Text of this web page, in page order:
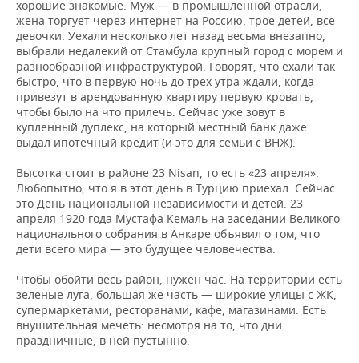
хорошие знакомые. Муж — в промышленной отрасли,
жена торгует через интернет на Россию, трое детей, все
девочки. Уехали несколько лет назад весьма внезапно,
выбрали недалекий от Стамбула крупный город с морем и
разнообразной инфраструктурой. Говорят, что ехали так
быстро, что в первую ночь до трех утра ждали, когда
привезут в арендованную квартиру первую кровать,
чтобы было на что прилечь. Сейчас уже зовут в
купленный дуплекс, на который местный банк даже
выдал ипотечный кредит (и это для семьи с ВНЖ).
Высотка стоит в районе 23 Nisan, то есть «23 апреля».
Любопытно, что я в этот день в Турцию приехал. Сейчас
это День национальной независимости и детей. 23
апреля 1920 года Мустафа Кемаль на заседании Великого
национального собрания в Анкаре объявил о том, что
дети всего мира — это будущее человечества.
Чтобы обойти весь район, нужен час. На территории есть
зеленые луга, большая же часть — широкие улицы с ЖК,
супермаркетами, ресторанами, кафе, магазинами. Есть
внушительная мечеть: несмотря на то, что дни
праздничные, в ней пустынно.